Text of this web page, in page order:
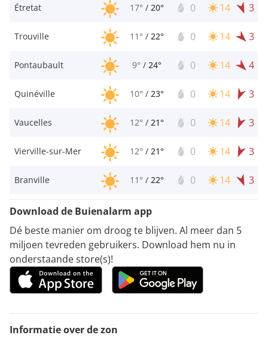
Étretat 17° / 20° 0 14 3
Trouville 11° / 22° 0 14 3
Pontaubault 9° / 24° 0 14 4
Quinéville 10° / 23° 0 14 3
Vaucelles 12° / 21° 0 14 3
Vierville-sur-Mer 12° / 21° 0 14 3
Branville 11° / 22° 0 14 3
Download de Buienalarm app
Dé beste manier om droog te blijven. Al meer dan 5
miljoen tevreden gebruikers. Download hem nu in
onderstaande store(s)!
Informatie over de zon